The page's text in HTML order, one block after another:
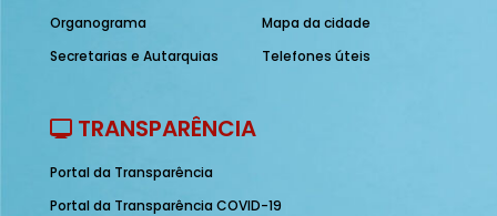
Organograma
Secretarias e Autarquias
Mapa da cidade
Telefones úteis
TRANSPARÊNCIA
Portal da Transparência
Portal da Transparência COVID-19